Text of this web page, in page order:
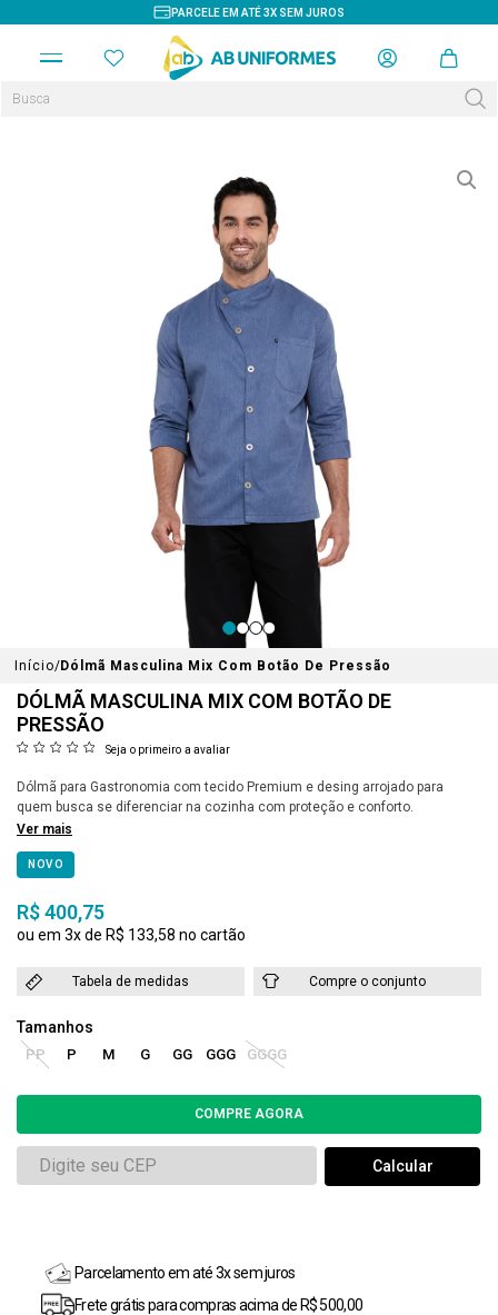
PARCELE EM ATÉ 3X SEM JUROS
Início Dólmã Masculina Mix Com Botão De Pressão
DÓLMÃ MASCULINA MIX COM BOTÃO DE
PRESSÃO
Seja o primeiro a avaliar
Dólmã para Gastronomia com tecido Premium e desing arrojado para
quem busca se diferenciar na cozinha com proteção e conforto.
Ver mais
NOVO
R$ 400,75
3x R$ 133,58
Tabela de medidas Compre o conjunto
PP P M G GG GGG GGGG
Parcelamento em até 3x sem juros
Frete grátis para compras acima de R$ 500,00